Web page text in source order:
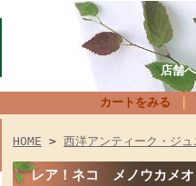
店舗
カートをみる
HOME > 西洋アンティーク・ジュ
レア！ネコ メノウカメ